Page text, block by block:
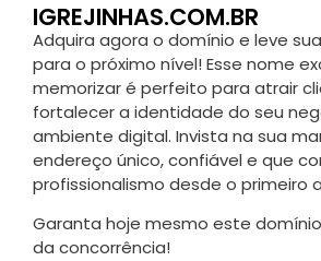
IGREJINHAS.COM.BR
Adquira agora o domínio e leve
para o próximo nível! Esse nome
memorizar é perfeito para atrair
fortalecer a identidade do seu
ambiente digital. Invista na sua
endereço único, confiável e que
profissionalismo desde o primeiro
Garanta hoje mesmo este
da concorrência!